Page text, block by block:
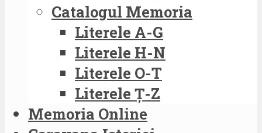
Catalogul Memoria
Literele A-G
Literele H-N
Literele O-T
Literele Ț-Z
Memoria Online